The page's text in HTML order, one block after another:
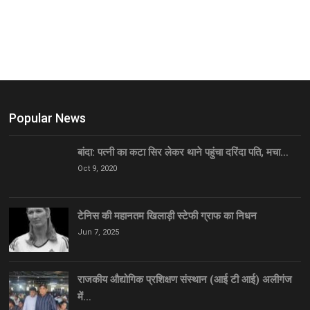
Popular News
बांदा: पत्नी का कटा सिर लेकर थाने पहुंचा दरिंदा पति, मचा…
Oct 9, 2020
टेनिस की महानतम खिलाड़ी स्टेफी ग्राफ का निधन
Jun 7, 2025
राजकीय औद्योगिक प्रशिक्षण संस्थान (आई टी आई) अलीगंज
में…